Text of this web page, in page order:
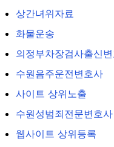
상간녀위자료
화물운송
의정부차장검사출신
수원음주운전변호사
사이트 상위노출
수원성범죄전문변호사
웹사이트 상위등록